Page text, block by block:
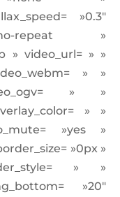
»0.3″
repeat »
» video_url= » »
» »
» »
» »
»yes »
»0px »
» »
»20″